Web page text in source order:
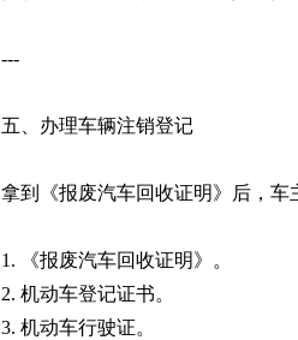
---
五、办理车辆注销登记
拿到《报废汽车回收证明》后，车
1. 《报废汽车回收证明》。
2. 机动车登记证书。
3. 机动车行驶证。